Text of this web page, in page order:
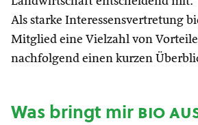
Als starke Interessensvertretung
Mitglied eine Vielzahl von
nachfolgend einen kurzen
Was bringt mirbio